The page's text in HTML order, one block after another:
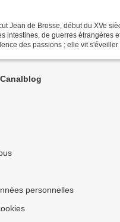
Jean de Brosse, début du XVe
intestines, de guerres étrangères
des passions ; elle vit s'éveiller
personnelles